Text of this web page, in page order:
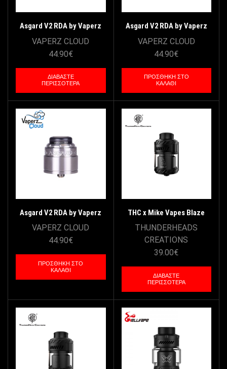
Asgard V2 RDA by Vaperz
Cloud – Black
VAPERZ CLOUD
44.90€
ΔΙΑΒΆΣΤΕ
ΠΕΡΙΣΣΌΤΕΡΑ
Asgard V2 RDA by Vaperz
Cloud – Gun Metal
VAPERZ CLOUD
44.90€
ΠΡΟΣΘΉΚΗ ΣΤΟ
ΚΑΛΆΘΙ
Asgard V2 RDA by Vaperz
Cloud – Steinless Steel
VAPERZ CLOUD
44.90€
ΠΡΟΣΘΉΚΗ ΣΤΟ
ΚΑΛΆΘΙ
THC x Mike Vapes Blaze
Max RTA 28mm 7ml – Silver
Black
THUNDERHEADS
CREATIONS
39.00€
ΔΙΑΒΆΣΤΕ
ΠΕΡΙΣΣΌΤΕΡΑ